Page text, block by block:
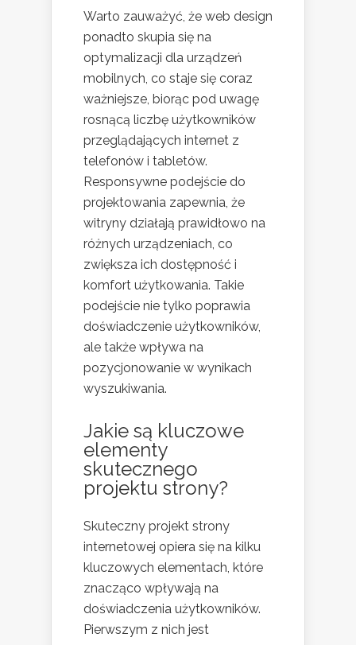
Warto zauważyć, że web design
ponadto skupia się na
optymalizacji dla urządzeń
mobilnych, co staje się coraz
ważniejsze, biorąc pod uwagę
rosnącą liczbę użytkowników
przeglądających internet z
telefonów i tabletów.
Responsywne podejście do
projektowania zapewnia, że
witryny działają prawidłowo na
różnych urządzeniach, co
zwiększa ich dostępność i
komfort użytkowania. Takie
podejście nie tylko poprawia
doświadczenie użytkowników,
ale także wpływa na
pozycjonowanie w wynikach
wyszukiwania.
Jakie są kluczowe
elementy
skutecznego
projektu strony?
Skuteczny projekt strony
internetowej opiera się na kilku
kluczowych elementach, które
znacząco wpływają na
doświadczenia użytkowników.
Pierwszym z nich jest